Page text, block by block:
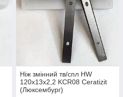
Ніж змінний тв/спл HW
120х13х2,2 KCR08 Ceratizit
(Люксембург)